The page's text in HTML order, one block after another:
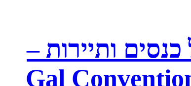
כנסים ותיירות –
Gal